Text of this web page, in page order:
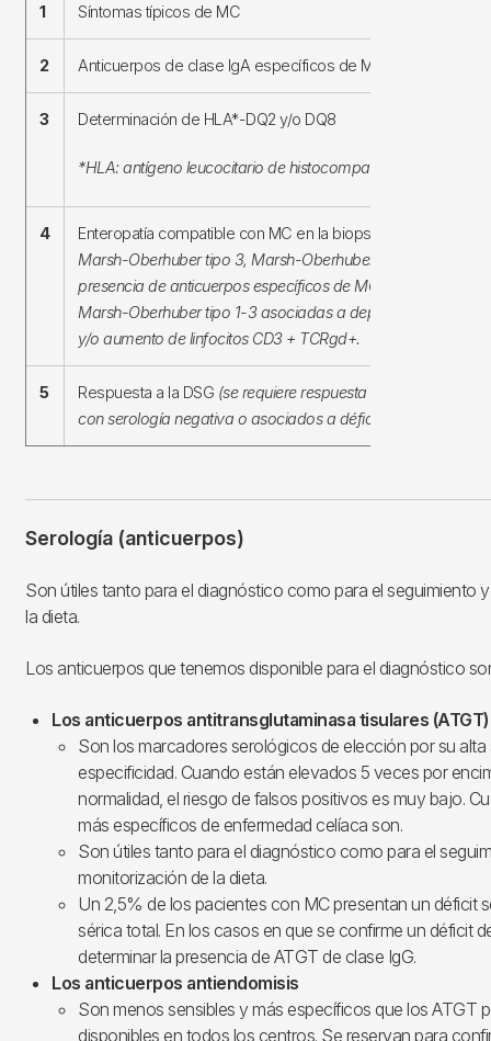
1 Síntomas típicos de MC
2 Anticuerpos de clase IgA específicos de MC con títulos
3 Determinación de HLA*-DQ2 y/o DQ8
*HLA: antígeno leucocitario de histocompatibilidad
4 Enteropatía compatible con MC en la biopsia intestinal:
Marsh-Oberhuber tipo 3, Marsh-Oberhuber tipo 1-2
presencia de anticuerpos específicos de MC con títulos
Marsh-Oberhuber tipo 1-3 asociadas a depósitos
y/o aumento de linfocitos CD3 + TCRgd+.
5 Respuesta a la DSG (se requiere respuesta histológica en
con serología negativa o asociados a déficit de IgA).
Serología (anticuerpos)
Son útiles tanto para el diagnóstico como para el seguimiento
la dieta.
Los anticuerpos que tenemos disponible para el diagnóstico
Los anticuerpos antitransglutaminasa tisulares (ATGT)
Son los marcadores serológicos de elección por su alta
especificidad. Cuando están elevados 5 veces por
normalidad, el riesgo de falsos positivos es muy bajo.
más específicos de enfermedad celíaca son.
Son útiles tanto para el diagnóstico como para el
monitorización de la dieta.
Un 2,5% de los pacientes con MC presentan un déficit
sérica total. En los casos en que se confirme un déficit
determinar la presencia de ATGT de clase IgG.
Los anticuerpos antiendomisis
Son menos sensibles y más específicos que los ATGT
disponibles en todos los centros. Se reservan para